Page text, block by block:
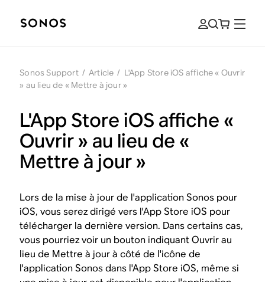
Sonos Support / Article / L'App Store iOS affiche « Ouvrir
» au lieu de « Mettre à jour »
L'App Store iOS affiche «
Ouvrir » au lieu de «
Mettre à jour »
Lors de la mise à jour de l'application Sonos pour
iOS, vous serez dirigé vers l'App Store iOS pour
télécharger la dernière version. Dans certains cas,
vous pourriez voir un bouton indiquant Ouvrir au
lieu de Mettre à jour à côté de l'icône de
l'application Sonos dans l'App Store iOS, même si